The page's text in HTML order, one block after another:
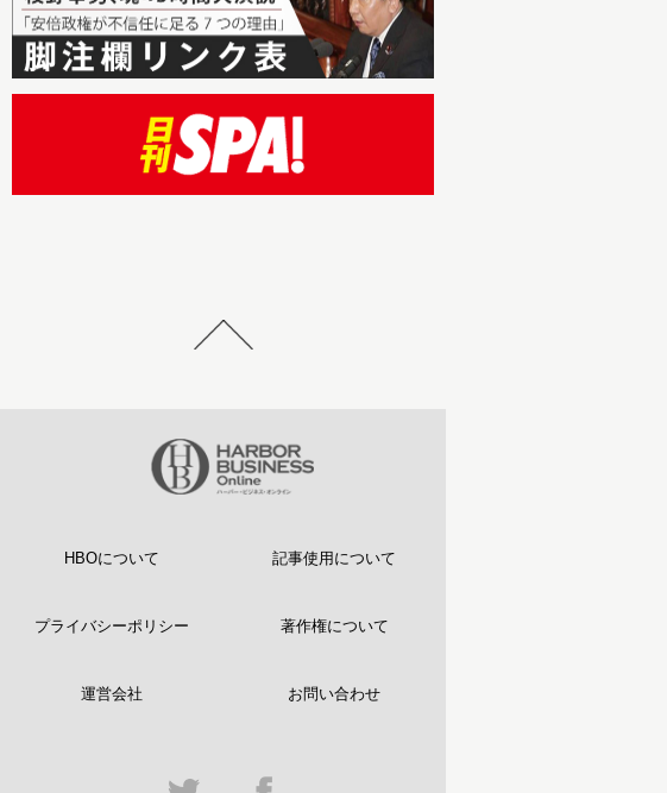
HBOについて 記事使用について
プライバシーポリシー 著作権について
運営会社 お問い合わせ